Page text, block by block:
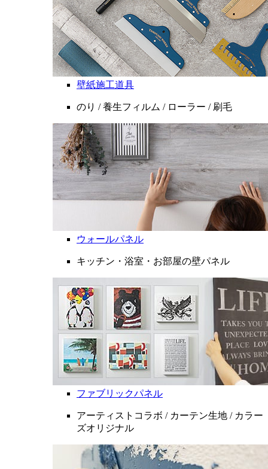
壁紙施工道具
のり / 養生フィルム / ローラー / 刷毛
ウォールパネル
キッチン・浴室・お部屋の壁パネル
ファブリックパネル
アーティストコラボ / カーテン生地 / カラー
ズオリジナル